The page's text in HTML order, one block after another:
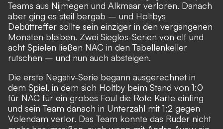
Teams aus Nijmegen und Alkmaar verloren. Danach
aber ging es steil bergab – und Holtbys
Debüttreffer sollte sein einziger in den vergangenen
Monaten bleiben. Zwei Sieglos-Serien von elf und
acht Spielen ließen NAC in den Tabellenkeller
rutschen – und nun auch absteigen.
Die erste Negativ-Serie begann ausgerechnet in
dem Spiel, in dem sich Holtby beim Stand von 1:0
für NAC für ein grobes Foul die Rote Karte einfing
und sein Team danach in Unterzahl mit 1:2 gegen
Volendam verlor. Das Team konnte das Ruder nicht